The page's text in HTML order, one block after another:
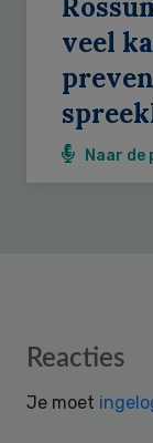
veel
Naar de
Reader
Reacties
Je moet